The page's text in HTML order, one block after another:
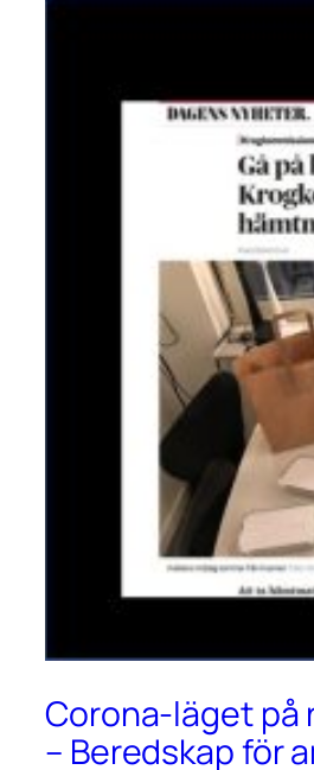
Corona-läget på
– Beredskap för